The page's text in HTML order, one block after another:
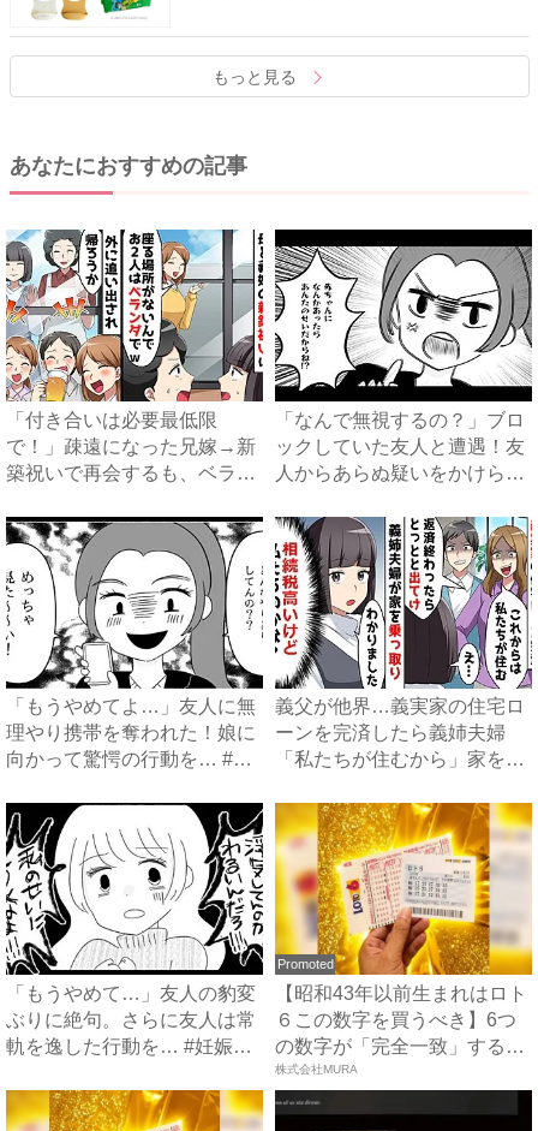
もっと見る
あなたにおすすめの記事
「付き合いは必要最低限
で！」疎遠になった兄嫁→新
築祝いで再会するも、ベラン
「なんで無視するの？」ブロ
ックしていた友人と遭遇！友
人からあらぬ疑いをかけら
「もうやめてよ…」友人に無
理やり携帯を奪われた！娘に
向かって驚愕の行動を… #
義父が他界…義実家の住宅ロ
ーンを完済したら義姉夫婦
「私たちが住むから」家を乗
「もうやめて…」友人の豹変
ぶりに絶句。さらに友人は常
軌を逸した行動を… #妊娠
Promoted
【昭和43年以前生まれはロト
６この数字を買うべき】6つ
の数字が「完全一致」する
方...
株式会社MURA